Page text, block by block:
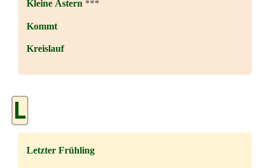
Kleine Astern ***
Kommt
Kreislauf
L
Letzter Frühling